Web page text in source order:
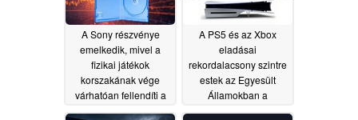
A Sony részvénye
emelkedik, mivel a
fizikai játékok
korszakának vége
várhatóan fellendíti a
A PS5 és az Xbox
eladásai
rekordalacsony szintre
estek az Egyesült
Államokban a